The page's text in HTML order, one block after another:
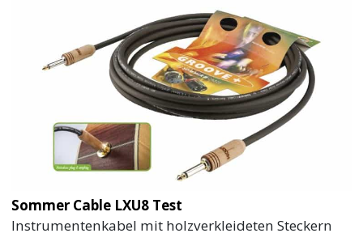
Sommer Cable LXU8 Test
Instrumentenkabel mit holzverkleideten Steckern